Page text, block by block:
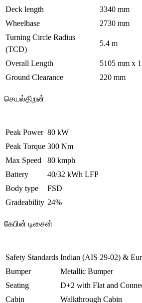
Deck length
3340 mm
Wheelbase
2730 mm
Turning Circle Radius
(TCD)
5.4 m
Overall Length
5105 mm x
Ground Clearance
220 mm
செயல்திறன்
Peak Power 80 kW
Peak Torque 300 Nm
Max Speed
80 kmph
Battery
40/32 kWh LFP
Body type
FSD
Gradeability 24%
கேபின் டிசைன்
Safety Standards Indian (AIS 29-02) &
Bumper
Metallic Bumper
Seating
D+2 with Flat and
Cabin
Walkthrough Cabin